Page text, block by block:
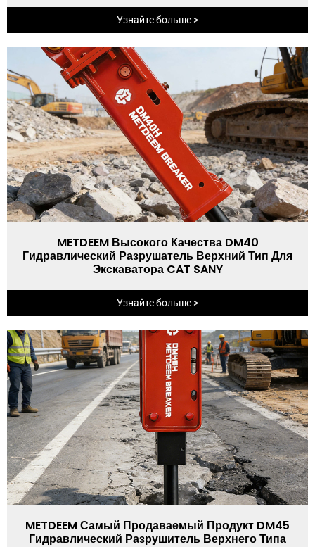
Узнайте больше >
METDEEM Высокого Качества DM40
Гидравлический Разрушатель Верхний Тип Для
Экскаватора CAT SANY
Узнайте больше >
METDEEM Самый Продаваемый Продукт DM45
Гидравлический Разрушитель Верхнего Типа